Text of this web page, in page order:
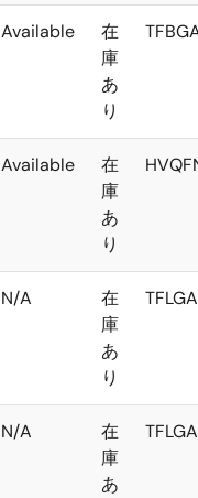
Available
在
庫
あ
り
Available
在
庫
あ
り
N/A
在
庫
あ
り
TFLGA
N/A
在
庫
あ
TFLGA